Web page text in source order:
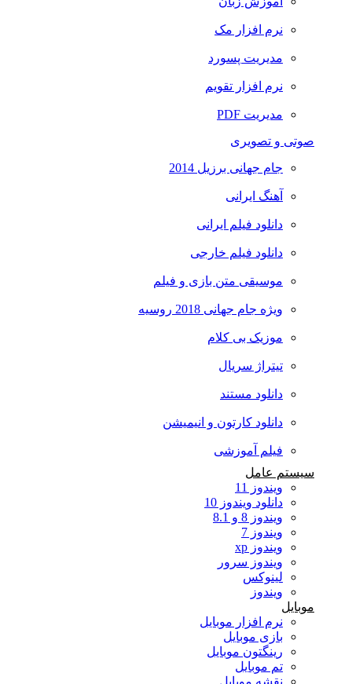
نرم افزار مک
مدیریت پسورد
نرم افزار تقویم
مدیریت PDF
صوتی و تصویری
جام جهانی برزیل 2014
آهنگ ایرانی
دانلود فیلم ایرانی
دانلود فیلم خارجی
موسیقی متن بازی و فیلم
ویژه جام جهانی 2018 روسیه
موزیک بی کلام
تیتراژ سریال
دانلود مستند
دانلود کارتون و انیمیشن
فیلم آموزشی
سیستم عامل
ویندوز 11
دانلود ویندوز 10
ویندوز 8 و 8.1
ویندوز 7
ویندوز xp
ویندوز سرور
لینوکس
ویندوز
نرم افزار موبایل
بازی موبایل
رینگتون موبایل
تم موبایل
نقشه موبایل